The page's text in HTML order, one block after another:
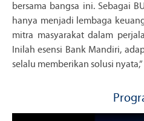
bersama bangsa ini. Sebagai
hanya menjadi lembaga
mitra masyarakat dalam
Inilah esensi Bank Mandiri,
selalu memberikan solusi